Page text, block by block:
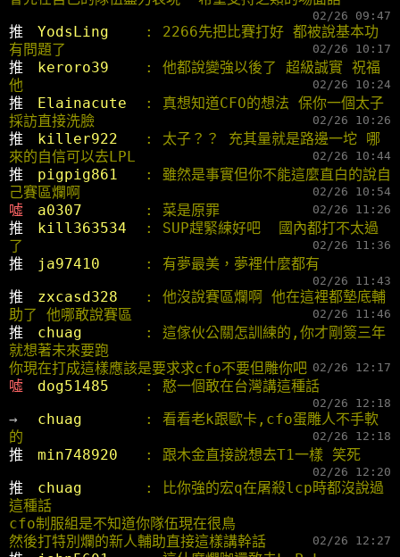
02/26 09:47
推 YodsLing
: 2266先把比賽打好 都被說基本功
有問題了
02/26 10:17
推 keroro39
: 他都說變強以後了 超級誠實 祝福
他
02/26 10:24
推 Elainacute
: 真想知道CFO的想法 保你一個太子
採訪直接洗臉
02/26 10:26
推 killer922
: 太子？？ 充其量就是路邊一坨 哪
來的自信可以去LPL
02/26 10:44
推 pigpig861
: 雖然是事實但你不能這麼直白的說自
己賽區爛啊
02/26 10:54
噓 a0307 : 菜是原罪 02/26 11:26
推 kill363534
: SUP趕緊練好吧  國內都打不太過
了
02/26 11:36
推 ja97410 : 有夢最美，夢裡什麼都有
02/26 11:43
推 zxcasd328
: 他沒說賽區爛啊 他在這裡都墊底輔
助了 他哪敢說賽區
02/26 11:46
推 chuag
: 這傢伙公關怎訓練的,你才剛簽三年
就想著未來要跑
你現在打成這樣應該是要求求cfo不要但雕你吧 02/26 12:17
噓 dog51485 : 憨一個敢在台灣講這種話
02/26 12:18
→ chuag
: 看看老k跟歐卡,cfo蛋雕人不手軟
的
02/26 12:18
推 min748920 : 跟木金直接說想去T1一樣 笑死
02/26 12:20
推 chuag
: 比你強的宏q在屠殺lcp時都沒說過
這種話
cfo制服組是不知道你隊伍現在很鳥
然後打特別爛的新人輔助直接這樣講幹話
02/26 12:27